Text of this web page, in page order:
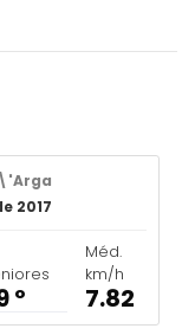
2017
º
Méd.
km/h
7.82